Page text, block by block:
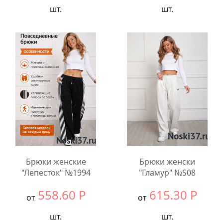
шт.
В упаковке:
5
шт.
Количество:
шт.
В упаковке:
Количество:
Брюки женские
"Лепесток" №1994
от 558.60 Р
шт.
Брюки женски
"Гламур" №S08
от 615.30 Р
шт.